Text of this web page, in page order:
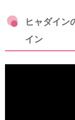
ヒャダイン
イン